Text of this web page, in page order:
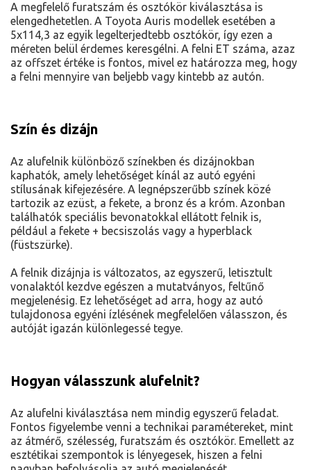
A megfelelő furatszám és osztókör kiválasztása is
elengedhetetlen. A Toyota Auris modellek esetében a
5x114,3 az egyik legelterjedtebb osztókör, így ezen a
méreten belül érdemes keresgélni. A felni ET száma, azaz
az offszet értéke is fontos, mivel ez határozza meg, hogy
a felni mennyire van beljebb vagy kintebb az autón.
Szín és dizájn
Az alufelnik különböző színekben és dizájnokban
kaphatók, amely lehetőséget kínál az autó egyéni
stílusának kifejezésére. A legnépszerűbb színek közé
tartozik az ezüst, a fekete, a bronz és a króm. Azonban
találhatók speciális bevonatokkal ellátott felnik is,
például a fekete + becsiszolás vagy a hyperblack
(füstszürke).
A felnik dizájnja is változatos, az egyszerű, letisztult
vonalaktól kezdve egészen a mutatványos, feltűnő
megjelenésig. Ez lehetőséget ad arra, hogy az autó
tulajdonosa egyéni ízlésének megfelelően válasszon, és
autóját igazán különlegessé tegye.
Hogyan válasszunk alufelnit?
Az alufelni kiválasztása nem mindig egyszerű feladat.
Fontos figyelembe venni a technikai paramétereket, mint
az átmérő, szélesség, furatszám és osztókör. Emellett az
esztétikai szempontok is lényegesek, hiszen a felni